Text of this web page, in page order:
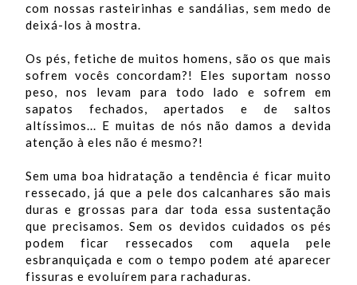
com nossas rasteirinhas e sandálias, sem medo de
deixá-los à mostra.
Os pés, fetiche de muitos homens, são os que mais
sofrem vocês concordam?! Eles suportam nosso
peso, nos levam para todo lado e sofrem em
sapatos fechados, apertados e de saltos
altíssimos... E muitas de nós não damos a devida
atenção à eles não é mesmo?!
Sem uma boa hidratação a tendência é ficar muito
ressecado, já que a pele dos calcanhares são mais
duras e grossas para dar toda essa sustentação
que precisamos. Sem os devidos cuidados os pés
podem ficar ressecados com aquela pele
esbranquiçada e com o tempo podem até aparecer
fissuras e evoluírem para rachaduras.